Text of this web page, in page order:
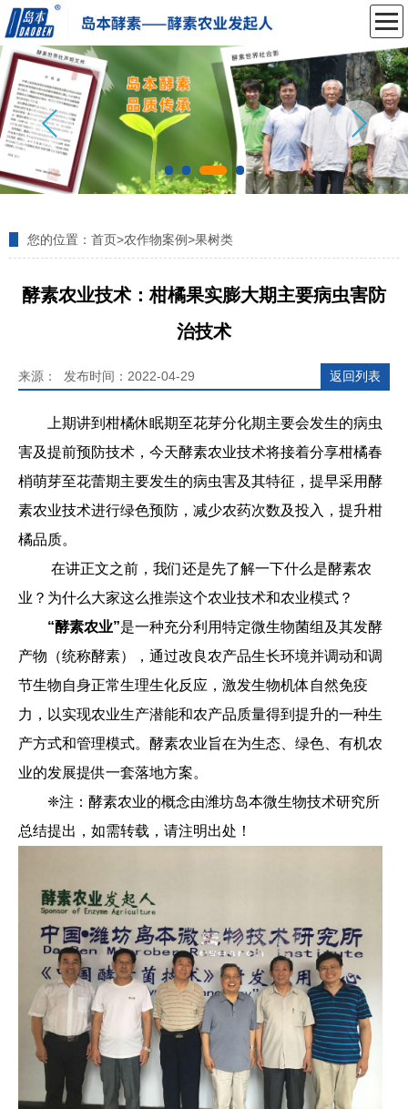
您的位置： 首页>农作物案例>果树类
酵素农业技术：柑橘果实膨大期主要病虫害防
治技术
来源： 发布时间：2022-04-29 返回列表
上期讲到柑橘休眠期至花芽分化期主要会发生的病虫
害及提前预防技术，今天酵素农业技术将接着分享柑橘春
梢萌芽至花蕾期主要发生的病虫害及其特征，提早采用酵
素农业技术进行绿色预防，减少农药次数及投入，提升柑
橘品质。
在讲正文之前，我们还是先了解一下什么是酵素农
业？为什么大家这么推崇这个农业技术和农业模式？
“酵素农业”是一种充分利用特定微生物菌组及其发酵
产物（统称酵素），通过改良农产品生长环境并调动和调
节生物自身正常生理生化反应，激发生物机体自然免疫
力，以实现农业生产潜能和农产品质量得到提升的一种生
产方式和管理模式。酵素农业旨在为生态、绿色、有机农
业的发展提供一套落地方案。
❈注：酵素农业的概念由潍坊岛本微生物技术研究所
总结提出，如需转载，请注明出处！